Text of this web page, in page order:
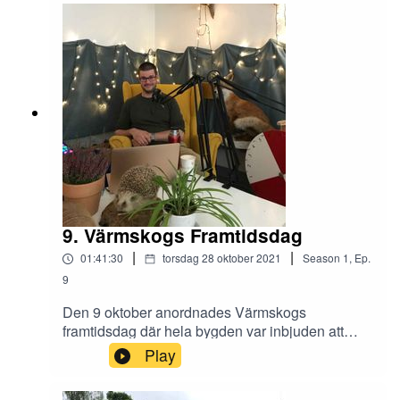
ingår som en testnod. Vi pratar om Regionens
och kommunernas roll i landsbygdsutvecklingen
i Värmland, stödansökningar, service och mycket
mer! Häng på!
9. Värmskogs Framtidsdag
01:41:30 | torsdag 28 oktober 2021 | Season 1, Ep.
9
Den 9 oktober anordnades Värmskogs
framtidsdag där hela bygden var inbjuden att
prata framtid och prioritera vilka frågor som är
absolut viktigast för dem när det kommer till
Värmskogs fortsatta utveckling. Under dagen var
Play